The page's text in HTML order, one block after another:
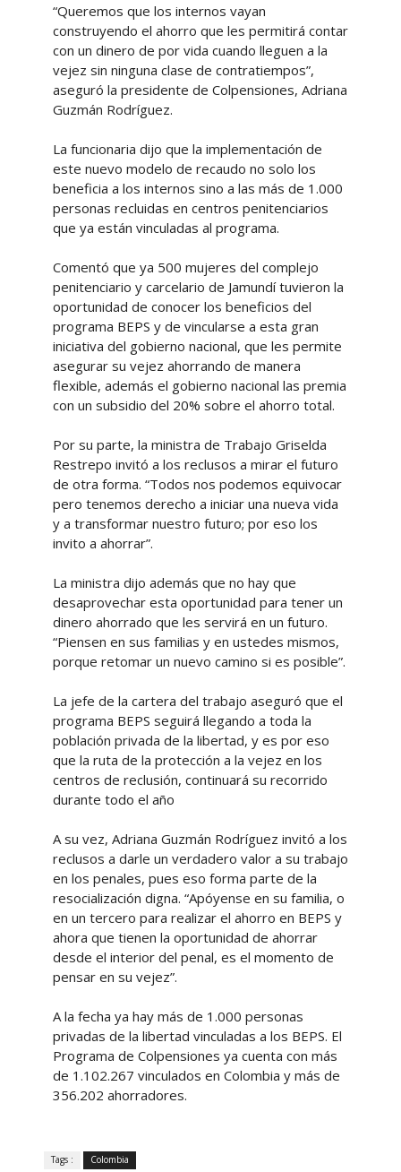
“Queremos que los internos vayan
construyendo el ahorro que les permitirá contar
con un dinero de por vida cuando lleguen a la
vejez sin ninguna clase de contratiempos”,
aseguró la presidente de Colpensiones, Adriana
Guzmán Rodríguez.
La funcionaria dijo que la implementación de
este nuevo modelo de recaudo no solo los
beneficia a los internos sino a las más de 1.000
personas recluidas en centros penitenciarios
que ya están vinculadas al programa.
Comentó que ya 500 mujeres del complejo
penitenciario y carcelario de Jamundí tuvieron la
oportunidad de conocer los beneficios del
programa BEPS y de vincularse a esta gran
iniciativa del gobierno nacional, que les permite
asegurar su vejez ahorrando de manera
flexible, además el gobierno nacional las premia
con un subsidio del 20% sobre el ahorro total.
Por su parte, la ministra de Trabajo Griselda
Restrepo invitó a los reclusos a mirar el futuro
de otra forma. “Todos nos podemos equivocar
pero tenemos derecho a iniciar una nueva vida
y a transformar nuestro futuro; por eso los
invito a ahorrar”.
La ministra dijo además que no hay que
desaprovechar esta oportunidad para tener un
dinero ahorrado que les servirá en un futuro.
“Piensen en sus familias y en ustedes mismos,
porque retomar un nuevo camino si es posible”.
La jefe de la cartera del trabajo aseguró que el
programa BEPS seguirá llegando a toda la
población privada de la libertad, y es por eso
que la ruta de la protección a la vejez en los
centros de reclusión, continuará su recorrido
durante todo el año
A su vez, Adriana Guzmán Rodríguez invitó a los
reclusos a darle un verdadero valor a su trabajo
en los penales, pues eso forma parte de la
resocialización digna. “Apóyense en su familia, o
en un tercero para realizar el ahorro en BEPS y
ahora que tienen la oportunidad de ahorrar
desde el interior del penal, es el momento de
pensar en su vejez”.
A la fecha ya hay más de 1.000 personas
privadas de la libertad vinculadas a los BEPS. El
Programa de Colpensiones ya cuenta con más
de 1.102.267 vinculados en Colombia y más de
356.202 ahorradores.
Tags : Colombia